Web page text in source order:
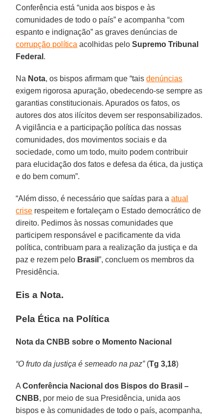
Conferência está “unida aos bispos e às
comunidades de todo o país” e acompanha “com
espanto e indignação” as graves denúncias de
corrupção política acolhidas peloSupremo Tribunal
Federal .
Na Nota, os bispos afirmam que “taisdenúncias
exigem rigorosa apuração, obedecendo-se sempre as
garantias constitucionais. Apurados os fatos, os
autores dos atos ilícitos devem ser responsabilizados.
A vigilância e a participação política das nossas
comunidades, dos movimentos sociais e da
sociedade, como um todo, muito podem contribuir
para elucidação dos fatos e defesa da ética, da justiça
e do bem comum”.
“Além disso, é necessário que saídas para aatual
crise respeitem e fortaleçam o Estado democrático de
direito. Pedimos às nossas comunidades que
participem responsável e pacificamente da vida
política, contribuam para a realização da justiça e da
paz e rezem pelo Brasil”, concluem os membros da
Presidência.
Eis a Nota.
Pela Ética na Política
Nota da CNBB sobre o Momento Nacional
“O fruto da justiça é semeado na paz”(Tg 3,18)
AConferência Nacional dos Bispos do Brasil –
CNBB, por meio de sua Presidência, unida aos
bispos e às comunidades de todo o país, acompanha,